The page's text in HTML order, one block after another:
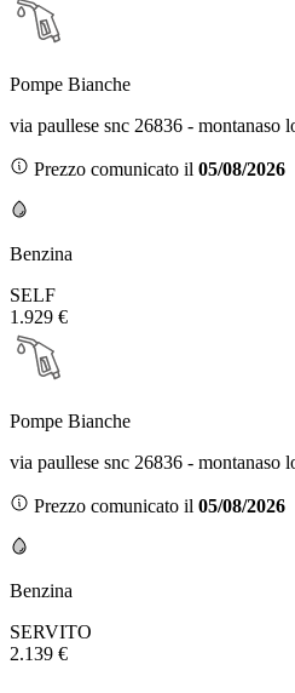
Pompe Bianche
via paullese snc 26836 - montanaso
Prezzo comunicato il 05/08/2026
Benzina
SELF
1.929 €
Pompe Bianche
via paullese snc 26836 - montanaso
Prezzo comunicato il 05/08/2026
Benzina
SERVITO
2.139 €